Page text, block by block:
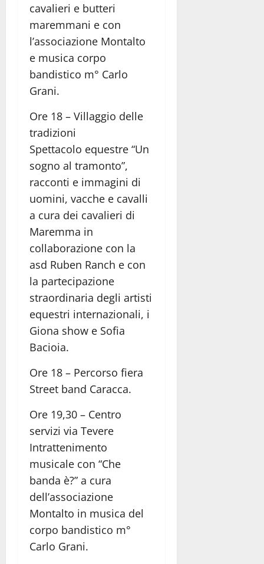
cavalieri e butteri
maremmani e con
l’associazione Montalto
e musica corpo
bandistico m° Carlo
Grani.
Ore 18 – Villaggio delle
tradizioni
Spettacolo equestre “Un
sogno al tramonto”,
racconti e immagini di
uomini, vacche e cavalli
a cura dei cavalieri di
Maremma in
collaborazione con la
asd Ruben Ranch e con
la partecipazione
straordinaria degli artisti
equestri internazionali, i
Giona show e Sofia
Bacioia.
Ore 18 – Percorso fiera
Street band Caracca.
Ore 19,30 – Centro
servizi via Tevere
Intrattenimento
musicale con “Che
banda è?” a cura
dell’associazione
Montalto in musica del
corpo bandistico m°
Carlo Grani.